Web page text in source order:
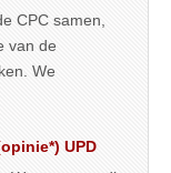
CPC samen,
van de
We
UPD